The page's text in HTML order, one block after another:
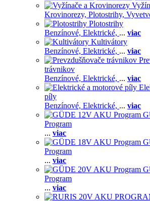
Krovinorezy, Plotostrihy,
Plotostrihy
Benzínové, Elektrické, ... viac
Kultivátory
Benzínové, Elektrické, ... viac
trávnikov
Benzínové, Elektrické, ... viac
píly
Benzínové, Elektrické, ... viac
Program
... viac
Program
... viac
Program
... viac